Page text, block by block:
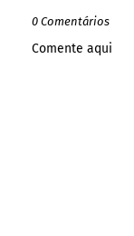
0 Comentários
Comente aqui